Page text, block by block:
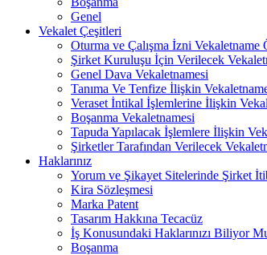
Genel
Vekalet Çeşitleri
Oturma ve Çalışma İzni Vekaletname
Şirket Kuruluşu İçin Verilecek
Genel Dava Vekaletnamesi
Tanıma Ve Tenfize İlişkin
Veraset İntikal İşlemlerine İlişkin
Boşanma Vekaletnamesi
Tapuda Yapılacak İşlemlere İlişkin
Şirketler Tarafından Verilecek
Haklarınız
Yorum ve Şikayet Sitelerinde Şirket
Kira Sözleşmesi
Marka Patent
Tasarım Hakkına Tecacüz
İş Konusundaki Haklarınızı Biliyor
Boşanma